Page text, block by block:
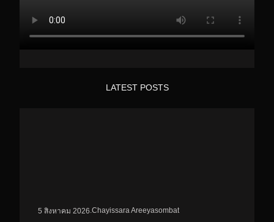
LATEST POSTS
5 สิงหาคม 2026.Chayissara Areeyasombat